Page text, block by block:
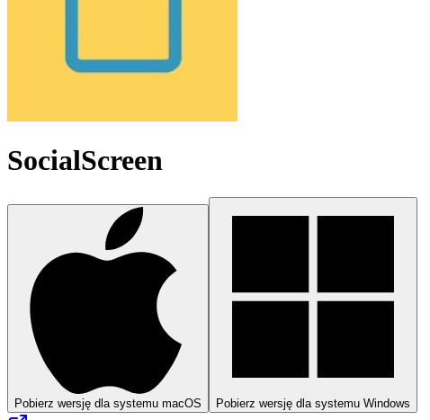
SocialScreen
Pobierz wersję dla systemu macOS Pobierz wersję dla systemu Windows